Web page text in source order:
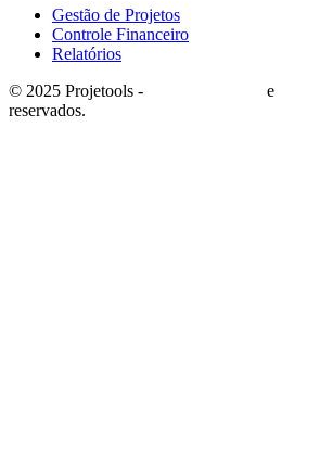
Gestão de Projetos
Controle Financeiro
Relatórios
© 2025 Projetools -
e
reservados.